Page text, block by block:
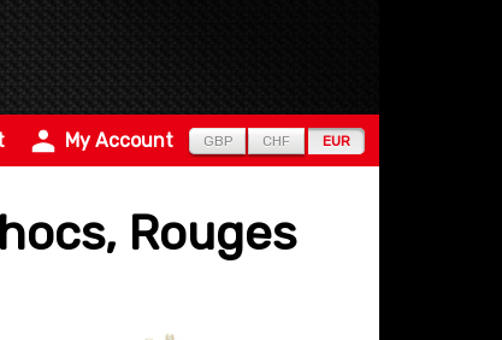
My Account GBP CHF EUR
Rouges